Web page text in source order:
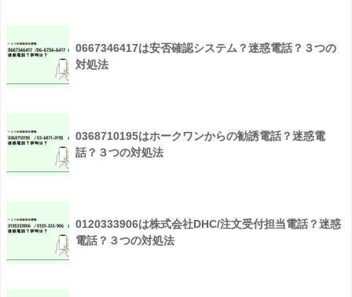
0667346417は安否確認システム？迷惑電話？３つの
対処法
0368710195はホークワンからの勧誘電話？迷惑電
話？３つの対処法
0120333906は株式会社DHC/注文受付担当電話？迷惑
電話？３つの対処法